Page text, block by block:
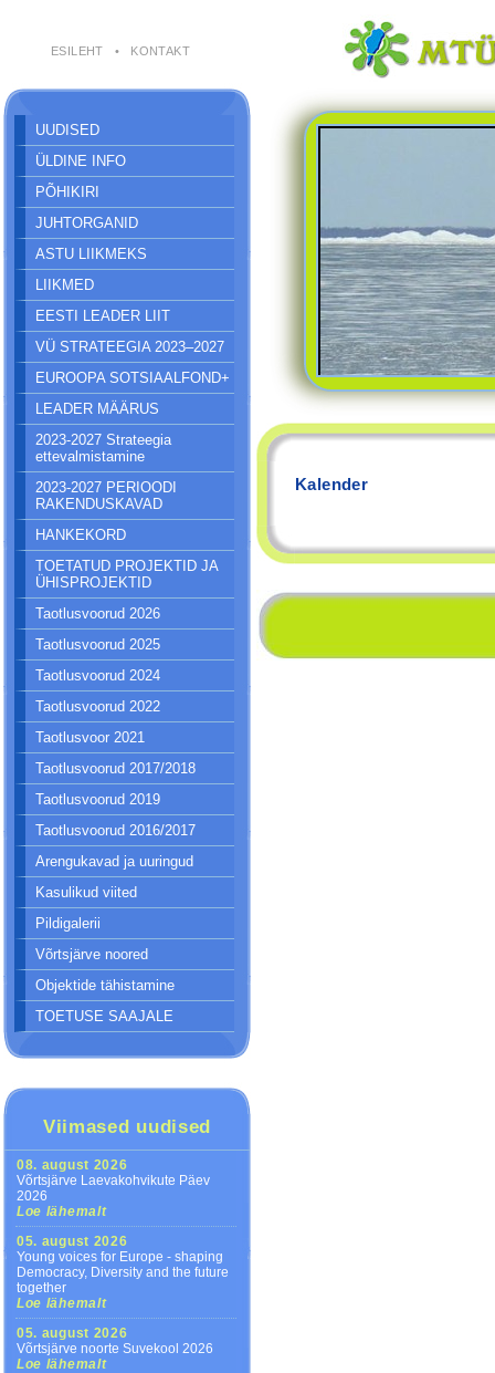
ESILEHT • KONTAKT
UUDISED
ÜLDINE INFO
PÕHIKIRI
JUHTORGANID
ASTU LIIKMEKS
LIIKMED
EESTI LEADER LIIT
VÜ STRATEEGIA 2023–2027
EUROOPA SOTSIAALFOND+
LEADER MÄÄRUS
2023-2027 Strateegia
ettevalmistamine
2023-2027 PERIOODI
RAKENDUSKAVAD
HANKEKORD
TOETATUD PROJEKTID JA
ÜHISPROJEKTID
Taotlusvoorud 2026
Taotlusvoorud 2025
Taotlusvoorud 2024
Taotlusvoorud 2022
Taotlusvoor 2021
Taotlusvoorud 2017/2018
Taotlusvoorud 2019
Taotlusvoorud 2016/2017
Arengukavad ja uuringud
Kasulikud viited
Pildigalerii
Võrtsjärve noored
Objektide tähistamine
TOETUSE SAAJALE
Viimased uudised
08. august 2026
Võrtsjärve Laevakohvikute Päev
2026
Loe lähemalt
05. august 2026
Young voices for Europe - shaping
Democracy, Diversity and the future
together
Loe lähemalt
05. august 2026
Võrtsjärve noorte Suvekool 2026
Loe lähemalt
Kalender